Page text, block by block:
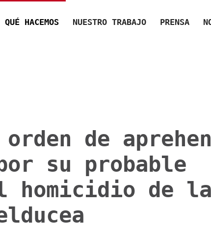
QUÉ HACEMOS NUESTRO TRABAJO PRENSA
orden de
su probable
homicidio de